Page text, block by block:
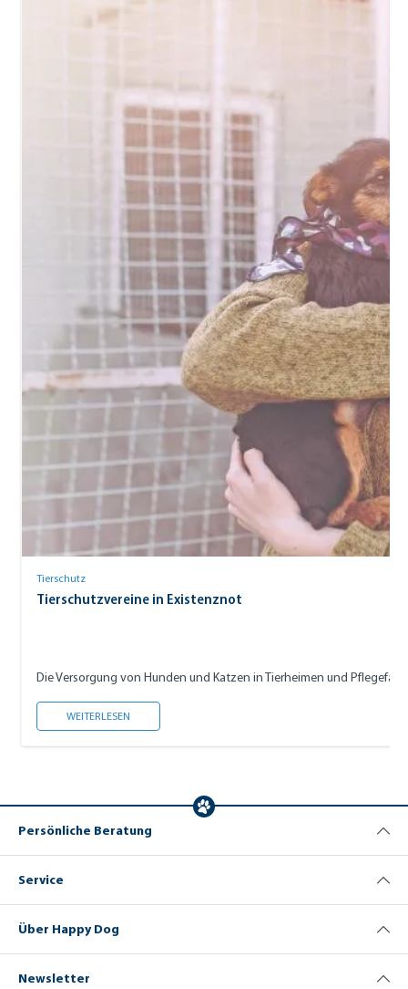
Tierschutz
Tierschutzvereine in Existenznot
Die Versorgung von Hunden und Katzen in Tierheimen und
WEITERLESEN
Persönliche Beratung
Service
Über Happy Dog
Newsletter